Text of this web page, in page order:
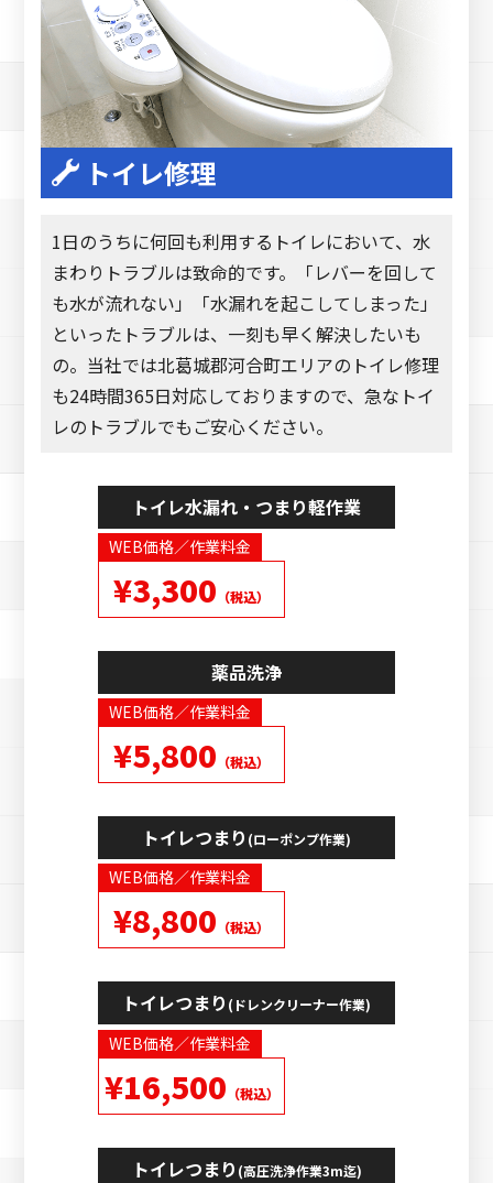
トイレ修理
1日のうちに何回も利用するトイレにおいて、水
まわりトラブルは致命的です。「レバーを回して
も水が流れない」「水漏れを起こしてしまった」
といったトラブルは、一刻も早く解決したいも
の。当社では北葛城郡河合町エリアのトイレ修理
も24時間365日対応しておりますので、急なトイ
レのトラブルでもご安心ください。
トイレ水漏れ・つまり軽作業
WEB価格／作業料金
¥3,300 （税込）
薬品洗浄
WEB価格／作業料金
¥5,800 （税込）
トイレつまり (ローポンプ作業)
WEB価格／作業料金
¥8,800 （税込）
トイレつまり (ドレンクリーナー作業)
WEB価格／作業料金
¥16,500 （税込）
トイレつまり (高圧洗浄作業3m迄)